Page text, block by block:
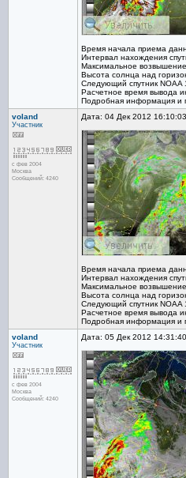
Время начала приема
Интервал нахождения
Максимальное
Высота солнца над
Следующий спутник NOAA
Расчетное время вывода
Подробная информация и
voland
Участник
с фев 2004
Москва
Сообщений: 4240
Дата: 04 Дек 2012 16:10:03
Время начала приема
Интервал нахождения
Максимальное
Высота солнца над
Следующий спутник NOAA
Расчетное время вывода
Подробная информация и
voland
Участник
с фев 2004
Москва
Сообщений: 4240
Дата: 05 Дек 2012 14:31:40